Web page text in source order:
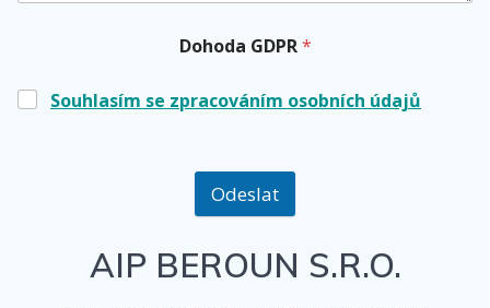
Dohoda GDPR*
Souhlasím se zpracováním osobních údajů
Odeslat
AIP BEROUN S.R.O.